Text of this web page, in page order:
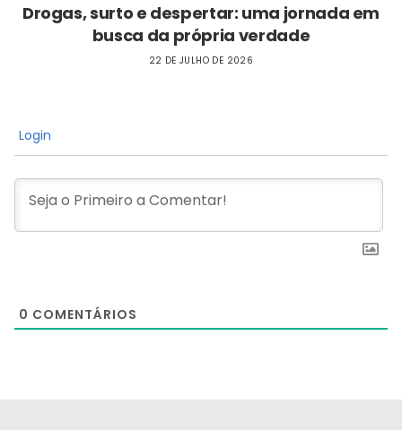
Drogas, surto e despertar: uma jornada em
busca da própria verdade
22 DE JULHO DE 2026
Login
0 COMENTÁRIOS